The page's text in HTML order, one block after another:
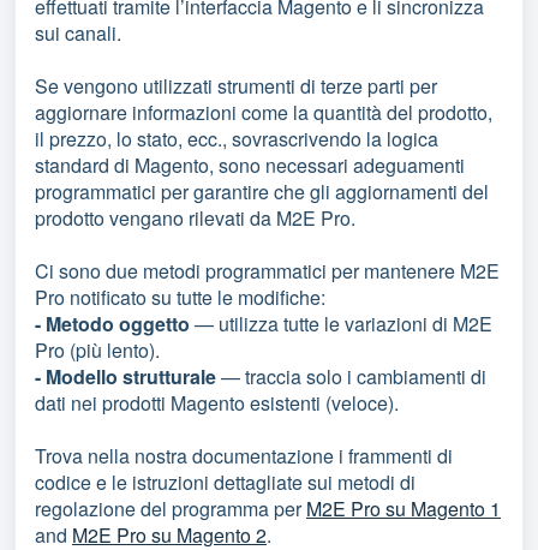
effettuati tramite l’interfaccia Magento e li sincronizza
sui canali.
Se vengono utilizzati strumenti di terze parti per
aggiornare informazioni come la quantità del prodotto,
il prezzo, lo stato, ecc., sovrascrivendo la logica
standard di Magento, sono necessari adeguamenti
programmatici per garantire che gli aggiornamenti del
prodotto vengano rilevati da M2E Pro.
Ci sono due metodi programmatici per mantenere M2E
Pro notificato su tutte le modifiche:
- Metodo oggetto — utilizza tutte le variazioni di M2E
Pro (più lento).
- Modello strutturale— traccia solo i cambiamenti di
dati nei prodotti Magento esistenti (veloce).
Trova nella nostra documentazione i frammenti di
codice e le istruzioni dettagliate sui metodi di
regolazione del programma perM2E Pro su Magento 1
and M2E Pro su Magento 2.